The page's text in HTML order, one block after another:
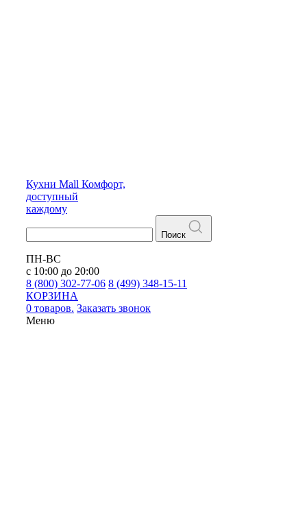
Кухни Mall Комфорт,
доступный
каждому
Поиск
ПН-ВС
с 10:00 до 20:00
8 (800) 302-77-06 8 (499) 348-15-11
КОРЗИНА
0 товаров. Заказать звонок
Меню